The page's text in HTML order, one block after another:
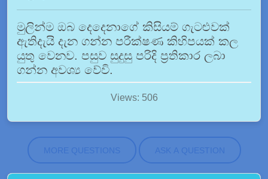
මුලින්ම ඔබ දෙදෙනාගේ කිසියම් ගැටළුවක්
ඇතිදැයි දැන ගන්න පරීක්ෂණ කිහිපයක් කල
යුතු වෙනව. පසුව සුදුසු පරිදි ප්‍රතිකාර ලබා
ගන්න අවශ්‍ය වේවි.
Views: 506
MORE QUESTIONS ASK A QUESTION